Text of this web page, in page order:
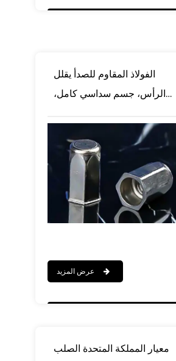
الفولاذ المقاوم للصدأ يقلل
الرأس، جسم سداسي كامل،
معيار المملكة المتحدة الصلب